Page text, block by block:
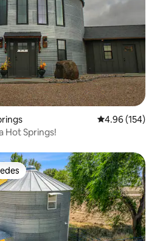
Calificación
4.96 (154)
Hot Springs!
preferido